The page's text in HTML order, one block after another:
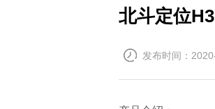
北斗定位
发布时间：